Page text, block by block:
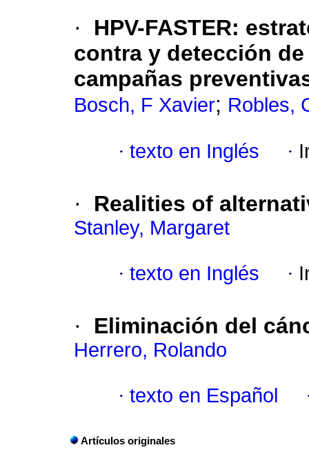
·
HPV-FASTER:
contra y detección
campañas
Bosch, F Xavier; Robles,
· texto en Inglés ·
· Realities of
Stanley, Margaret
· texto en Inglés ·
· Eliminación del
Herrero, Rolando
· texto en Español
Artículos originales